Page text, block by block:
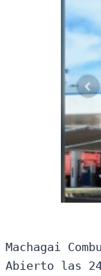
Machagai
Abierto las